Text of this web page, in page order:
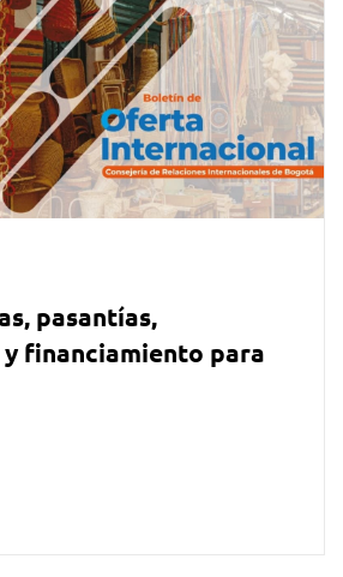
pasantías,
financiamiento para